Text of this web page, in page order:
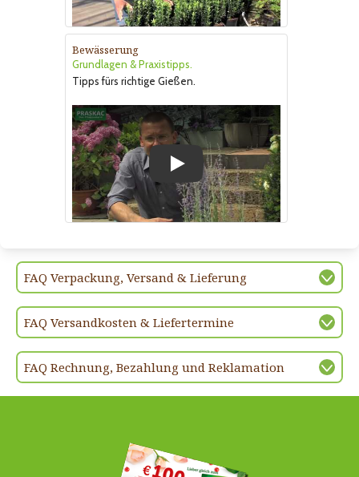
Bewässerung
Grundlagen & Praxistipps.
Tipps fürs richtige Gießen.
FAQ Verpackung, Versand & Lieferung
FAQ Versandkosten & Liefertermine
FAQ Rechnung, Bezahlung und Reklamation